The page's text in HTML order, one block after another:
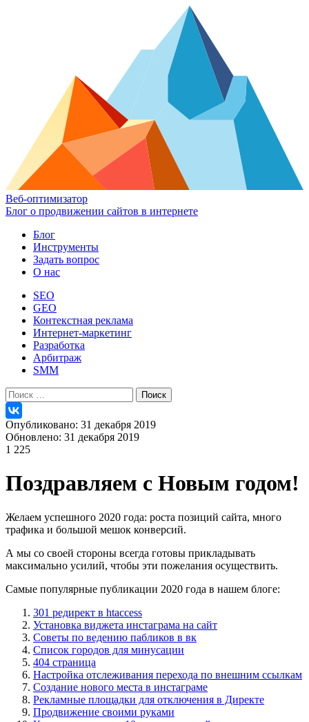
Веб-оптимизатор
Блог о продвижении сайтов в интернете
Блог
Инструменты
Задать вопрос
О нас
SEO
GEO
Контекстная реклама
Интернет-маркетинг
Разработка
Арбитраж
SMM
Найти:
Опубликовано: 31 декабря 2019
Обновлено: 31 декабря 2019
1 225
Поздравляем с Новым годом!
Желаем успешного 2020 года: роста позиций сайта, много
трафика и большой мешок конверсий.
А мы со своей стороны всегда готовы прикладывать
максимально усилий, чтобы эти пожелания осуществить.
Самые популярные публикации 2020 года в нашем блоге:
301 редирект в htaccess
Установка виджета инстаграма на сайт
Советы по ведению пабликов в вк
Список городов для минусации
404 страница
Настройка отслеживания перехода по внешним ссылкам
Создание нового места в инстаграме
Рекламные площадки для отключения в Директе
Продвижение своими руками